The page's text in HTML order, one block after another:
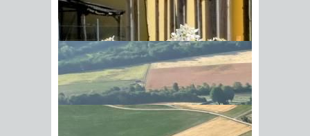
Sonnenschein am Morgen im
Ahornwald
Rechtsanwalt und wollen als
Rechtsanwältin oder Rechtsanwalt in
Deutschland tätig werden? Dazu
können Sie einen Antrag auf
Feststellung einer gleichwertigen
Berufsqualifikation stellen.
Zuständige Stelle